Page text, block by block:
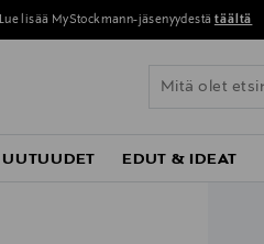
Lue lisää MyStockmann-jäsenyydestä täältä
UUTUUDET EDUT & IDEAT